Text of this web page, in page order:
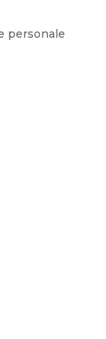
personale